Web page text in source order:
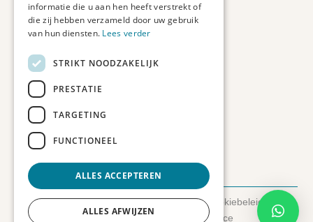
Etienne de Pinedaweg 34
3711 CH, Austerlitz
Nederland
info@fotoprintxl.nl
0343 78 58 00
KVK: 81960263
BTW: NL002708709B23
© 2026 FotoprintXL.nl-Privacyverklaring -Cookiebeleid
Disclaimer
- Gemaakt door:SyncSilo Ecommerce
informatie die u aan hen heeft verstrekt of
die zij hebben verzameld door uw gebruik
van hun diensten. Lees verder
STRIKT NOODZAKELIJK
PRESTATIE
TARGETING
FUNCTIONEEL
ALLES ACCEPTEREN
ALLES AFWIJZEN